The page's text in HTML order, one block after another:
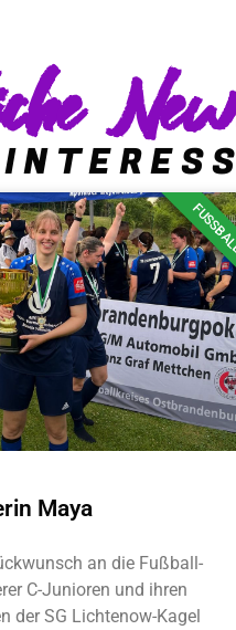
Maya
an die Fußball-
C-Junioren und ihren
der SG Lichtenow-Kagel